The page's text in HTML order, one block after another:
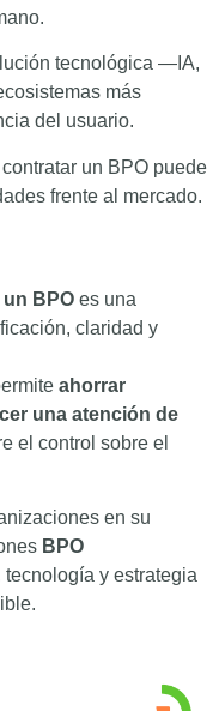
tecnológica —IA,
más
del usuario.
un BPO puede
frente al mercado.
BPO es una
claridad y
ahorrar
una atención de
el control sobre el
en su
BPO
tecnología y estrategia